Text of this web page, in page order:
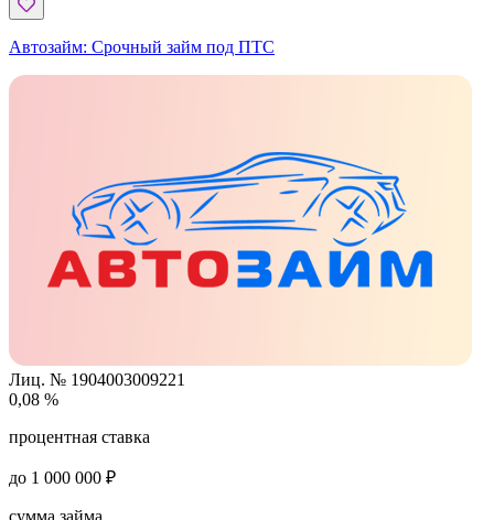
Автозайм: Срочный займ под ПТС
Лиц. № 1904003009221
0,08 %
процентная ставка
до 1 000 000 ₽
сумма займа